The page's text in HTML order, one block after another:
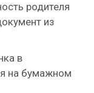
родителя
из
в
на бумажном